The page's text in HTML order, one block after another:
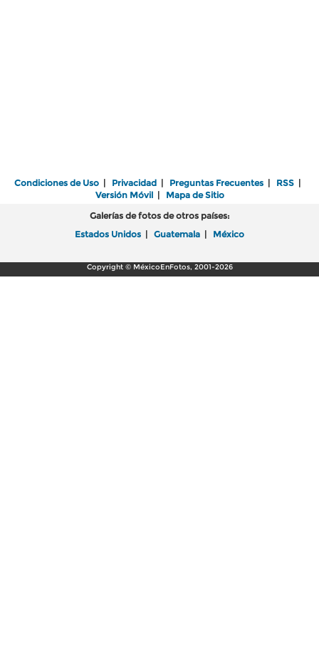
Condiciones de Uso | Privacidad | Preguntas Frecuentes | RSS |
Versión Móvil| Mapa de Sitio
Galerías de fotos de otros países:
Estados Unidos | Guatemala | México
Copyright © MéxicoEnFotos, 2001-2026